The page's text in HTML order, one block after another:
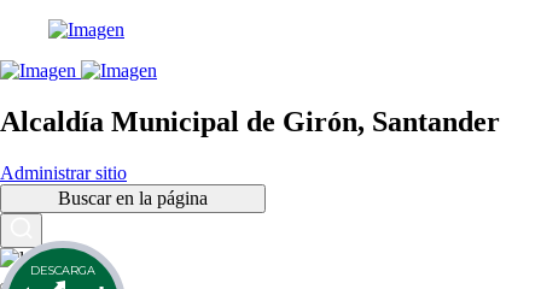
Alcaldía Municipal de Girón, Santander
Administrar sitio
Buscar en la página
DESCARGA